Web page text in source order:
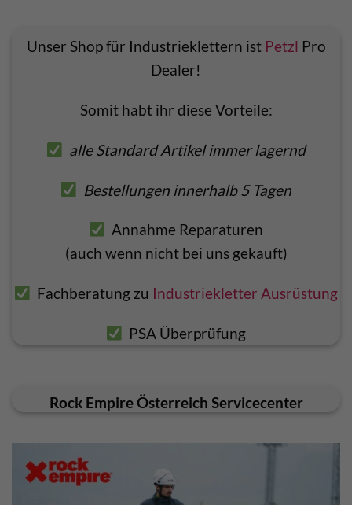
Unser Shop für Industrieklettern ist Petzl Pro
Dealer!
Somit habt ihr diese Vorteile:
alle Standard Artikel immer lagernd
Bestellungen innerhalb 5 Tagen
Annahme Reparaturen
(auch wenn nicht bei uns gekauft)
Fachberatung zu Industriekletter Ausrüstung
PSA Überprüfung
Rock Empire Österreich Servicecenter